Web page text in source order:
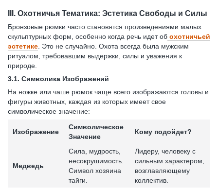
III. Охотничья Тематика: Эстетика Свободы и Силы
Бронзовые рюмки часто становятся произведениями малых
скульптурных форм, особенно когда речь идет об охотничьей
эстетике . Это не случайно. Охота всегда была мужским
ритуалом, требовавшим выдержки, силы и уважения к
природе.
3.1. Символика Изображений
На ножке или чаше рюмок чаще всего изображаются головы и
фигуры животных, каждая из которых имеет свое
символическое значение:
Изображение
Символическое
Значение
Кому подойдет?
Медведь
Сила, мудрость,
несокрушимость.
Символ хозяина
тайги.
Лидеру, человеку с
сильным характером,
возглавляющему
коллектив.